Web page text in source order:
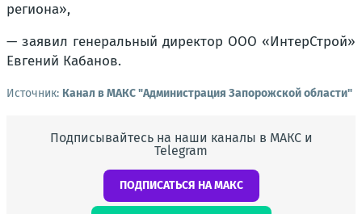
региона»,
— заявил генеральный директор ООО «ИнтерСтрой»
Евгений Кабанов.
Источник: Канал в МАКС "Администрация Запорожской области"
Подписывайтесь на наши каналы в МАКС и
Telegram
ПОДПИСАТЬСЯ НА МАКС